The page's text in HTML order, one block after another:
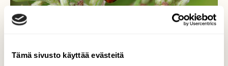
Tämä sivusto käyttää evästeitä